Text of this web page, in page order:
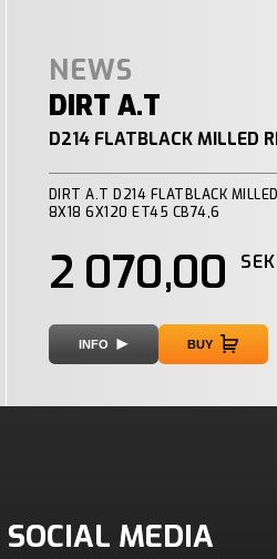
NEWS
DIRT A.T
D214 FLATBLACK MILLED
DIRT A.T D214 FLATBLACK
8X18 6X120 ET45 CB74,6
2 070,00 SEK
INFO BUY
MEDIA